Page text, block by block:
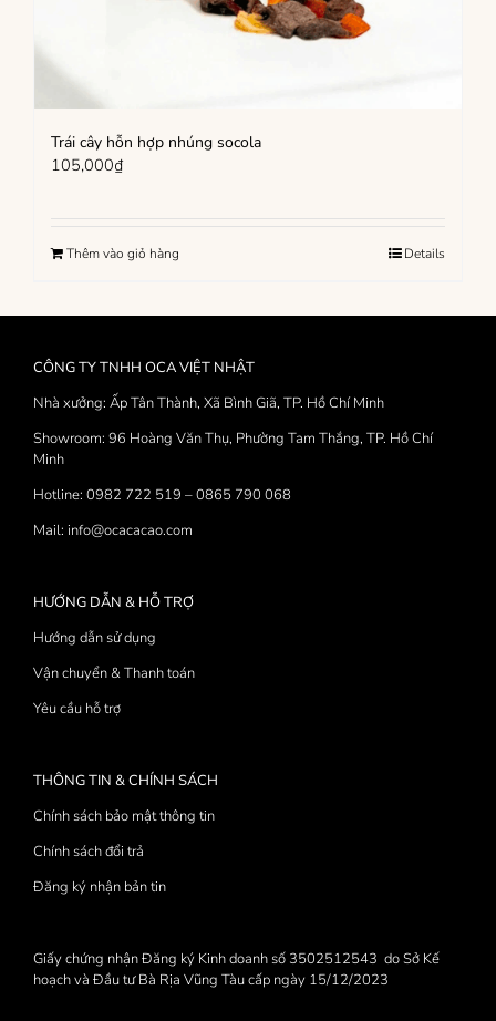
Trái cây hỗn hợp nhúng socola
105,000₫
Thêm vào giỏ hàng Details
CÔNG TY TNHH OCA VIỆT NHẬT
Nhà xưởng: Ấp Tân Thành, Xã Bình Giã, TP. Hồ Chí Minh
Showroom: 96 Hoàng Văn Thụ, Phường Tam Thắng, TP. Hồ Chí
Minh
Hotline: 0982 722 519 – 0865 790 068
Mail: info@ocacacao.com
HƯỚNG DẪN & HỖ TRỢ
Hướng dẫn sử dụng
Vận chuyển & Thanh toán
Yêu cầu hỗ trợ
THÔNG TIN & CHÍNH SÁCH
Chính sách bảo mật thông tin
Chính sách đổi trả
Đăng ký nhận bản tin
Giấy chứng nhận Đăng ký Kinh doanh số 3502512543 do Sở Kế
hoạch và Đầu tư Bà Rịa Vũng Tàu cấp ngày 15/12/2023